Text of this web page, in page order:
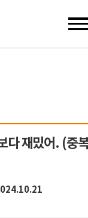
다 재밌어. (중